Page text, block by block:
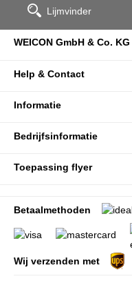
Lijmvinder
WEICON GmbH & Co. KG
Help & Contact
Informatie
Bedrijfsinformatie
Toepassing flyer
Betaalmethoden
Wij verzenden met